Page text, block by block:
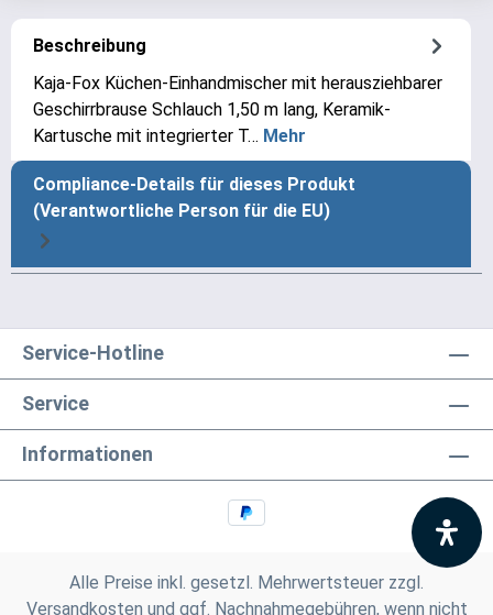
Beschreibung
Kaja-Fox Küchen-Einhandmischer mit herausziehbarer
Geschirrbrause Schlauch 1,50 m lang, Keramik-
Kartusche mit integrierter T… Mehr
Compliance-Details für dieses Produkt
(Verantwortliche Person für die EU)
Service-Hotline
Service
Informationen
Alle Preise inkl. gesetzl. Mehrwertsteuer zzgl.
Versandkosten und ggf. Nachnahmegebühren, wenn nicht